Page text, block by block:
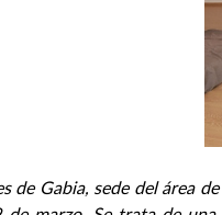
de Gabia, sede del área